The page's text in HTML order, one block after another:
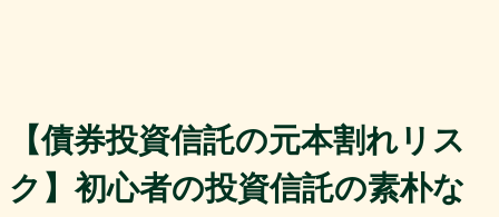
【債券投資信託の元本割れリス
ク】初心者の投資信託の素朴な